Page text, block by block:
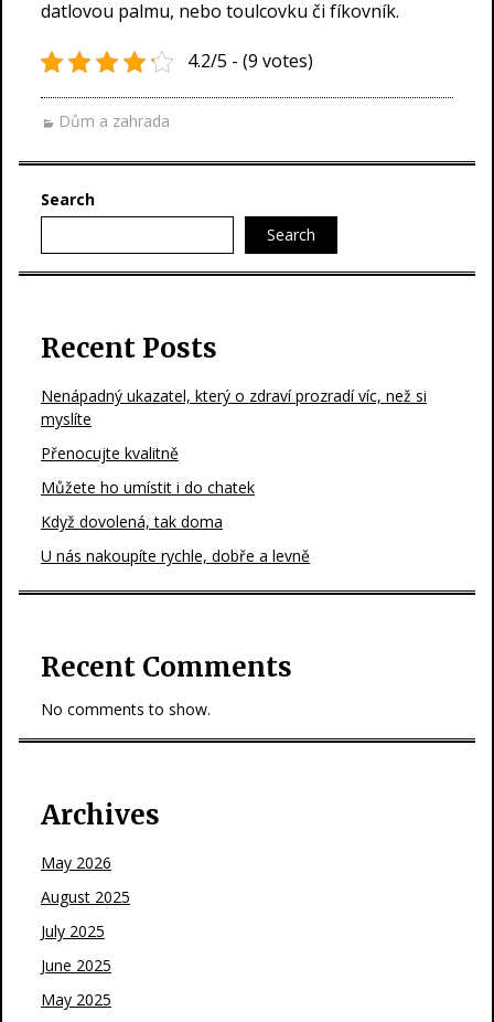
datlovou palmu, nebo toulcovku či fíkovník.
4.2/5 - (9 votes)
Dům a zahrada
Search
Search
Recent Posts
Nenápadný ukazatel, který o zdraví prozradí víc, než si
myslíte
Přenocujte kvalitně
Můžete ho umístit i do chatek
Když dovolená, tak doma
U nás nakoupíte rychle, dobře a levně
Recent Comments
No comments to show.
Archives
May 2026
August 2025
July 2025
June 2025
May 2025